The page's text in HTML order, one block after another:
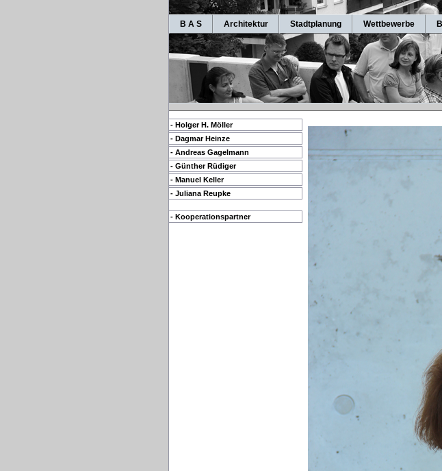
B A S Architektur Stadtplanung Wettbewerbe
- Holger H. Möller
- Dagmar Heinze
- Andreas Gagelmann
- Günther Rüdiger
- Manuel Keller
- Juliana Reupke
- Kooperationspartner